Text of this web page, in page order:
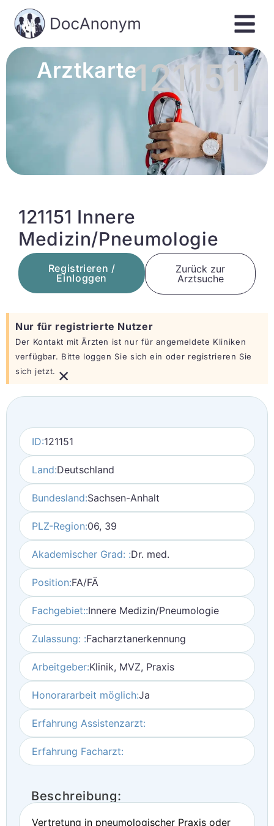
Arztkarte121151
121151 Innere
Medizin/Pneumologie
Registrieren /
Einloggen
Zurück zur
Arztsuche
Nur für registrierte Nutzer
Der Kontakt mit Ärzten ist nur für angemeldete Kliniken
verfügbar. Bitte loggen Sie sich ein oder registrieren Sie
sich jetzt. ×
ID:121151
Land:Deutschland
Bundesland:Sachsen-Anhalt
PLZ-Region:06, 39
Akademischer Grad: :Dr. med.
Position:FA/FÄ
Fachgebiet::Innere Medizin/Pneumologie
Zulassung: :Facharztanerkennung
Arbeitgeber:Klinik, MVZ, Praxis
Honorararbeit möglich:Ja
Erfahrung Assistenzarzt:
Erfahrung Facharzt:
Beschreibung:
Vertretung in pneumologischer Praxis oder